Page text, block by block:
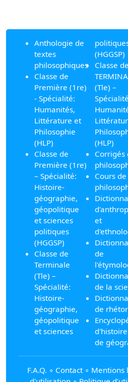
Anthologie de
textes
philosophiques
Classe de
Première (1re)
- Spécialité:
Humanités,
Littérature et
Philosophie
(HLP)
Classe de
Première (1re)
– Spécialité:
Histoire-
géographie,
géopolitique
et sciences
politiques
(HGGSP)
Classe de
Terminale
(Tle) –
Spécialité:
Histoire-
géographie,
géopolitique
et sciences
(HGGSP)
Classe de
(Tle) –
(HLP)
Corrigés
Cours de
et
de
de la
de
de
F.A.Q. ∘ Contact ∘ Mentions